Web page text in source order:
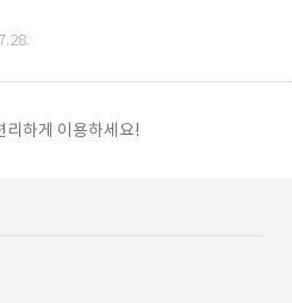
리하게 이용하세요!